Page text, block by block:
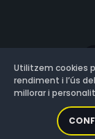
Utilitzem cookies
rendiment i l’ús
millorar i